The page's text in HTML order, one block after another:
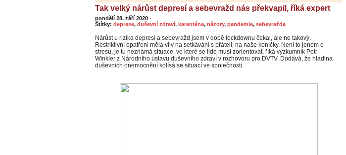
Tak velký nárůst depresí a sebevražd nás překvapil, říká expert
pondělí 28. září 2020 ·
Štítky: deprese, duševní zdraví, karanténa, názory, pandemie, sebevražda
Nárůst u rizika depresí a sebevražd jsem v době lockdownu čekal, ale ne takový.
Restriktivní opatření měla vliv na setkávání s přáteli, na naše koníčky. Není to jenom o
stresu, je tu neznámá situace, ve které se lidé musí zorientovat, říká výzkumník Petr
Winkler z Národního ústavu duševního zdraví v rozhovoru pro DVTV. Dodává, že hladina
duševních onemocnění kolísá se situací ve společnosti.